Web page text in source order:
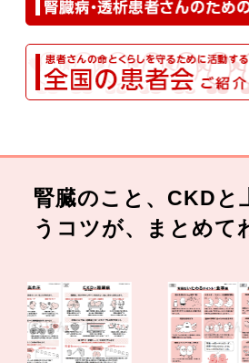
腎臓のこと、CKDと
うコツが、まとめて